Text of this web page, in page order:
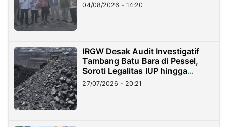
04/08/2026 - 14:20
IRGW Desak Audit Investigatif
Tambang Batu Bara di Pessel,
Soroti Legalitas IUP hingga
Stockpile
27/07/2026 - 20:21